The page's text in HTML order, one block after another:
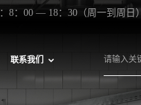
8：00 — 18：30（周一到周日）
联系我们